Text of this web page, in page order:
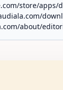
store/apps/
about/